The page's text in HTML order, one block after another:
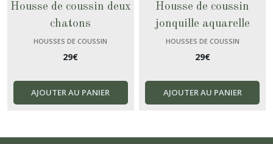
Housse de coussin deux
chatons
HOUSSES DE COUSSIN
29€
AJOUTER AU PANIER
Housse de coussin
jonquille aquarelle
HOUSSES DE COUSSIN
29€
AJOUTER AU PANIER